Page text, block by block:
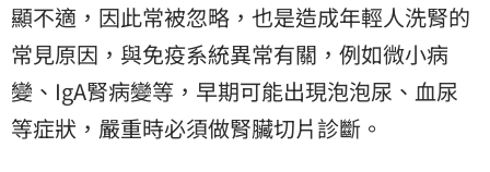
顯不適，因此常被忽略，也是造成年輕人洗腎的
常見原因，與免疫系統異常有關，例如微小病
變、IgA腎病變等，早期可能出現泡泡尿、血尿
等症狀，嚴重時必須做腎臟切片診斷。